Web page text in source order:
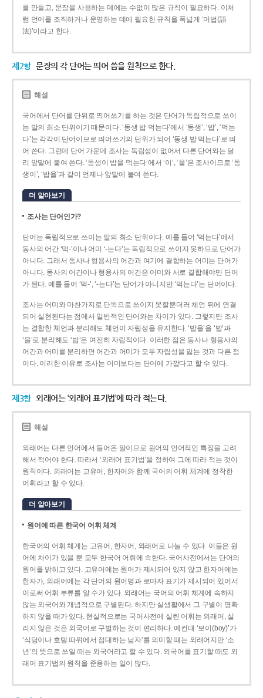
를 만들고, 문장을 사용하는 데에는 수없이 많은 규칙이 필요하다. 이처
럼 언어를 조직하거나 운영하는 데에 필요한 규칙을 폭넓게 ‘어법(語
法)’이라고 한다.
제2항 문장의 각 단어는 띄어 씀을 원칙으로 한다.
해설
국어에서 단어를 단위로 띄어쓰기를 하는 것은 단어가 독립적으로 쓰이
는 말의 최소 단위이기 때문이다. ‘동생 밥 먹는다’에서 ‘동생’, ‘밥’, ‘먹는
다’는 각각이 단어이므로 띄어쓰기의 단위가 되어 ‘동생 밥 먹는다’로 띄
어 쓴다. 그런데 단어 가운데 조사는 독립성이 없어서 다른 단어와는 달
리 앞말에 붙여 쓴다. ‘동생이 밥을 먹는다’에서 ‘이’, ‘을’은 조사이므로 ‘동
생이’, ‘밥을’과 같이 언제나 앞말에 붙여 쓴다.
더 알아보기
조사는 단어인가?
단어는 독립적으로 쓰이는 말의 최소 단위이다. 예를 들어 ‘먹는다’에서
동사의 어간 ‘먹-­’이나 어미 ‘­-는다’는 독립적으로 쓰이지 못하므로 단어가
아니다. 그래서 동사나 형용사의 어간과 여기에 결합하는 어미는 단어가
아니다. 동사의 어간이나 형용사의 어간은 어미와 서로 결합해야만 단어
가 된다. 예를 들어 ‘먹-’, ‘-는다’는 단어가 아니지만 ‘먹는다’는 단어이다.
조사는 어미와 마찬가지로 단독으로 쓰이지 못할뿐더러 체언 뒤에 연결
되어 실현된다는 점에서 일반적인 단어와는 차이가 있다. 그렇지만 조사
는 결합한 체언과 분리해도 체언이 자립성을 유지한다. ‘밥을’을 ‘밥’과
‘을’로 분리해도 ‘밥’은 여전히 자립적이다. 이러한 점은 동사나 형용사의
어간과 어미를 분리하면 어간과 어미가 모두 자립성을 잃는 것과 다른 점
이다. 이러한 이유로 조사는 어미보다는 단어에 가깝다고 할 수 있다.
제3항 외래어는 ‘외래어 표기법’에 따라 적는다.
해설
외래어는 다른 언어에서 들어온 말이므로 원어의 언어적인 특징을 고려
해서 적어야 한다. 따라서 ‘외래어 표기법’을 정하여 그에 따라 적는 것이
원칙이다. 외래어는 고유어, 한자어와 함께 국어의 어휘 체계에 정착한
어휘라고 할 수 있다.
더 알아보기
원어에 따른 한국어 어휘 체계
한국어의 어휘 체계는 고유어, 한자어, 외래어로 나눌 수 있다. 이들은 원
어에 차이가 있을 뿐 모두 한국어 어휘에 속한다. 국어사전에서는 단어의
원어를 밝히고 있다. 고유어에는 원어가 제시되어 있지 않고 한자어에는
한자가, 외래어에는 각 단어의 원어명과 로마자 표기가 제시되어 있어서
이로써 어휘 부류를 알 수가 있다. 외래어는 국어의 어휘 체계에 속하지
않는 외국어와 개념적으로 구별된다. 하지만 실생활에서 그 구별이 명확
하지 않을 때가 있다. 현실적으로는 국어사전에 실린 어휘는 외래어, 실
리지 않은 것은 외국어로 구별하는 것이 편리하다. 예컨대 ‘보이(boy)’가
‘식당이나 호텔 따위에서 접대하는 남자’를 의미할 때는 외래어지만 ‘소
년’의 뜻으로 쓰일 때는 외국어라고 할 수 있다. 외국어를 표기할 때도 외
래어 표기법의 원칙을 준용하는 일이 많다.